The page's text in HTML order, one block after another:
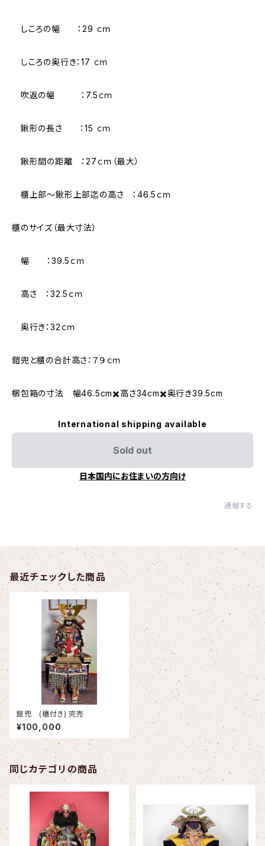
しころの幅 ：29 ｃｍ
しころの奥行き：17 ｃｍ
吹返の幅 ：7.5ｃｍ
鍬形の長さ ：15 ｃｍ
鍬形間の距離 ：27ｃｍ（最大）
櫃上部～鍬形上部迄の高さ ：46.5ｃｍ
櫃のサイズ（最大寸法）
幅 ：39.5ｃｍ
高さ ：32.5ｃｍ
奥行き：32ｃｍ
鎧兜と櫃の合計高さ：７９ｃｍ
梱包箱の寸法 幅46.5cm✖️高さ34cm✖️奥行き39.5cm
International shipping available
Sold out
日本国内にお住まいの方向け
通報する
最近チェックした商品
鎧兜 (櫃付き) 完売
¥100,000
同じカテゴリの商品